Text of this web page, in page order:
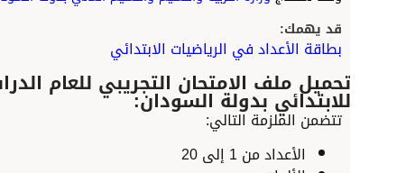
قد يهمك:
بطاقة الأعداد في الرياضيات الابتدائي
للابتدائي بدولة السودان:
تتضمن الملزمة التالي:
الأعداد من 1 إلى 20